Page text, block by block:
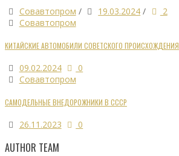
Совавтопром / 19.03.2024 /
2
Совавтопром
КИТАЙСКИЕ АВТОМОБИЛИ СОВЕТСКОГО ПРОИСХОЖДЕНИЯ
09.02.2024
0
Совавтопром
САМОДЕЛЬНЫЕ ВНЕДОРОЖНИКИ В СССР
26.11.2023 0
AUTHOR TEAM